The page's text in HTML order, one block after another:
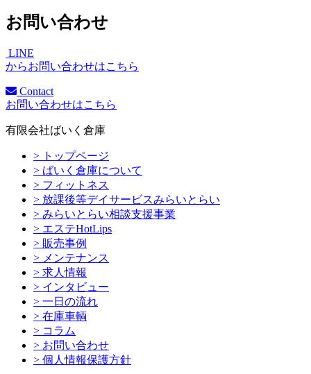
お問い合わせ
LINE
からお問い合わせはこちら
Contact
お問い合わせはこちら
有限会社ばいく倉庫
> トップページ
> ばいく倉庫について
> フィットネス
> 放課後等デイサービスみらいとらい
> みらいとらい相談支援事業
> エステHotLips
> 販売事例
> メンテナンス
> 求人情報
> インタビュー
> 一日の流れ
> 在庫車輌
> コラム
> お問い合わせ
> 個人情報保護方針